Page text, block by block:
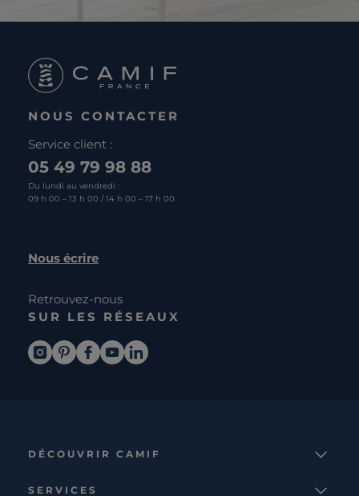
NOUS CONTACTER
Service client :
05 49 79 98 88
Du lundi au vendredi :
09 h 00 – 13 h 00 / 14 h 00 – 17 h 00
Nous écrire
Retrouvez-nous
SUR LES RÉSEAUX
DÉCOUVRIR CAMIF
SERVICES